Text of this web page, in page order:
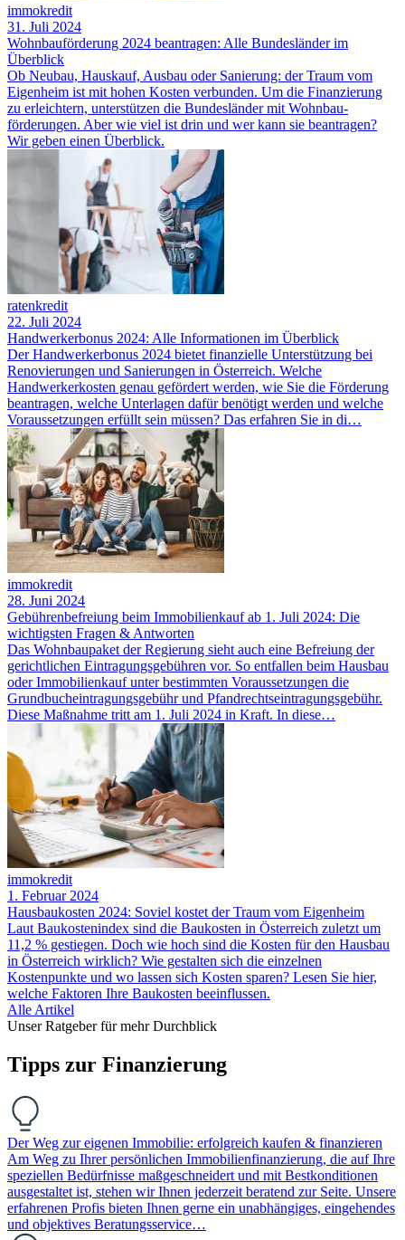
immokredit
31. Juli 2024
Wohnbauförderung 2024 beantragen: Alle Bundesländer im
Überblick
Ob Neubau, Hauskauf, Ausbau oder Sanierung: der Traum vom
Eigenheim ist mit hohen Kosten verbunden. Um die Finanzierung
zu erleichtern, unterstützen die Bundesländer mit Wohnbau­
förderungen. Aber wie viel ist drin und wer kann sie beantragen?
Wir geben einen Überblick.
ratenkredit
22. Juli 2024
Handwerkerbonus 2024: Alle Informationen im Überblick
Der Handwerkerbonus 2024 bietet finanzielle Unterstützung bei
Renovierungen und Sanierungen in Österreich. Welche
Handwerkerkosten genau gefördert werden, wie Sie die Förderung
beantragen, welche Unterlagen dafür benötigt werden und welche
Voraussetzungen erfüllt sein müssen? Das erfahren Sie in di…
immokredit
28. Juni 2024
Gebührenbefreiung beim Immobilienkauf ab 1. Juli 2024: Die
wichtigsten Fragen & Antworten
Das Wohnbaupaket der Regierung sieht auch eine Befreiung der
gerichtlichen Eintragungsgebühren vor. So entfallen beim Hausbau
oder Immobilienkauf unter bestimmten Voraussetzungen die
Grundbucheintragungsgebühr und Pfandrechtseintragungsgebühr.
Diese Maßnahme tritt am 1. Juli 2024 in Kraft. In diese…
immokredit
1. Februar 2024
Hausbaukosten 2024: Soviel kostet der Traum vom Eigenheim
Laut Baukostenindex sind die Baukosten in Österreich zuletzt um
11,2 % gestiegen. Doch wie hoch sind die Kosten für den Hausbau
in Österreich wirklich? Wie gestalten sich die einzelnen
Kostenpunkte und wo lassen sich Kosten sparen? Lesen Sie hier,
welche Faktoren Ihre Baukosten beeinflussen.
Alle Artikel
Unser Ratgeber für mehr Durchblick
Tipps zur Finanzierung
Der Weg zur eigenen Immobilie: erfolgreich kaufen & finanzieren
Am Weg zu Ihrer persönlichen Immobilienfinanzierung, die auf Ihre
speziellen Bedürfnisse maßgeschneidert und mit Bestkonditionen
ausgestaltet ist, stehen wir Ihnen jederzeit beratend zur Seite. Unsere
erfahrenen Profis bieten Ihnen gerne ein unabhängiges, eingehendes
und objektives Beratungsservice…